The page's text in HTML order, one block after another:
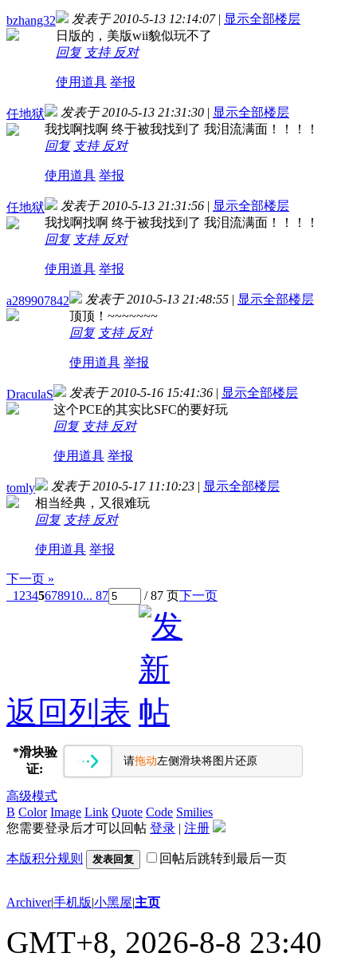
bzhang32 发表于 2010-5-13 12:14:07 | 显示全部楼层
日版的，美版wii貌似玩不了
回复 支持 反对
使用道具 举报
任地狱 发表于 2010-5-13 21:31:30 | 显示全部楼层
我找啊找啊 终于被我找到了 我泪流满面！！！！
回复 支持 反对
使用道具 举报
任地狱 发表于 2010-5-13 21:31:56 | 显示全部楼层
我找啊找啊 终于被我找到了 我泪流满面！！！！
回复 支持 反对
使用道具 举报
a289907842 发表于 2010-5-13 21:48:55 | 显示全部楼层
顶顶！~~~~~~~
回复 支持 反对
使用道具 举报
DraculaS 发表于 2010-5-16 15:41:36 | 显示全部楼层
这个PCE的其实比SFC的要好玩
回复 支持 反对
使用道具 举报
tomly 发表于 2010-5-17 11:10:23 | 显示全部楼层
相当经典，又很难玩
回复 支持 反对
使用道具 举报
下一页 »
1 2345678910... 87 / 87 页下一页
返回列表
*滑块验
证:
请拖动左侧滑块将图片还原
高级模式
B Color Image Link Quote Code Smilies
您需要登录后才可以回帖 登录 | 注册
本版积分规则 发表回复 回帖后跳转到最后一页
Archiver|手机版|小黑屋|主页
GMT+8, 2026-8-8 23:40